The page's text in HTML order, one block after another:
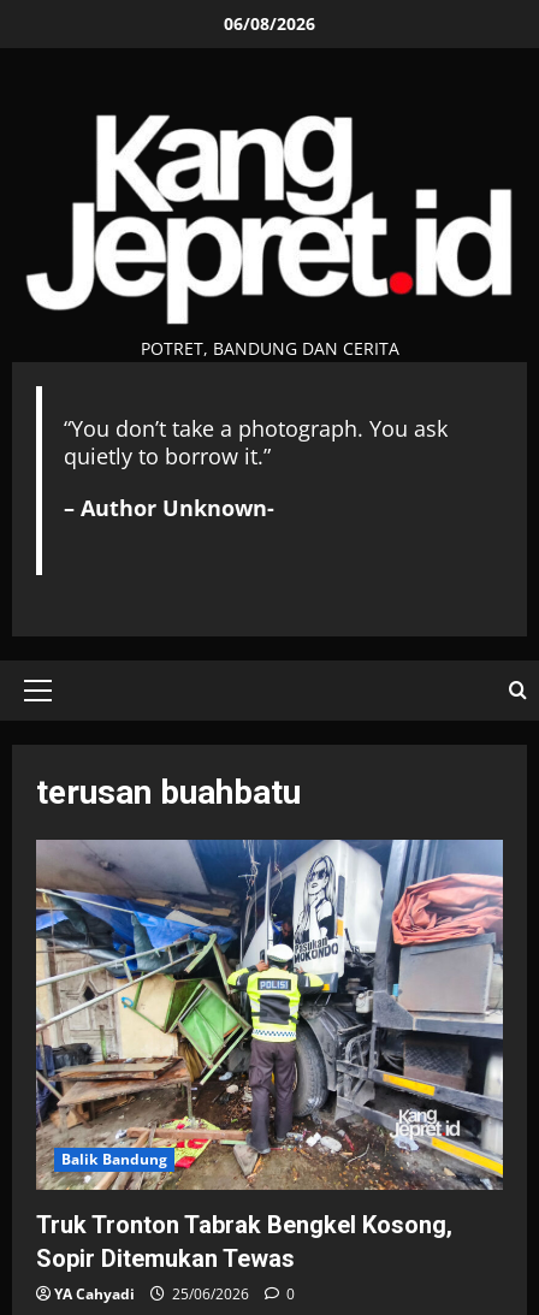
06/08/2026
POTRET, BANDUNG DAN CERITA
“You don’t take a photograph. You ask
quietly to borrow it.”
– Author Unknown-
Primary
terusan buahbatu
Balik Bandung
Truk Tronton Tabrak Bengkel Kosong,
Sopir Ditemukan Tewas
YA Cahyadi 25/06/2026 0